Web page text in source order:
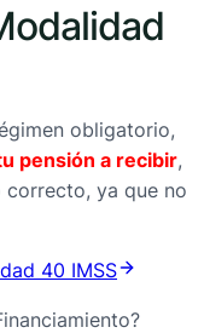
obligatorio,
pensión a recibir,
ya que no
40 IMSS